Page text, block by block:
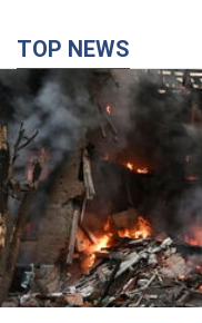
TOP NEWS